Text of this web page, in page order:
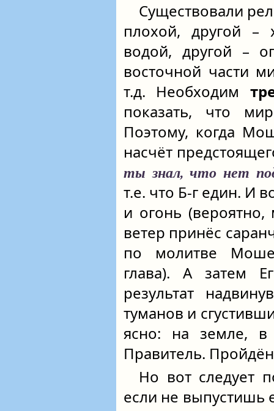
Существовали
плохой, другой –
водой, другой –
восточной части
т.д. Необходим
показать, что
Поэтому, когда
насчёт
ты знал, что нет
т.е. что Б-г един. И
и огонь
ветер принёс
по молитве
глава). А затем
результат
туманов и
ясно: на земле,
Правитель.
Но вот следует
если не выпустишь